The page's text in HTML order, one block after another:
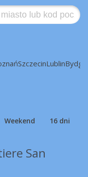
SzczecinLublin
Weekend 16 dni
San